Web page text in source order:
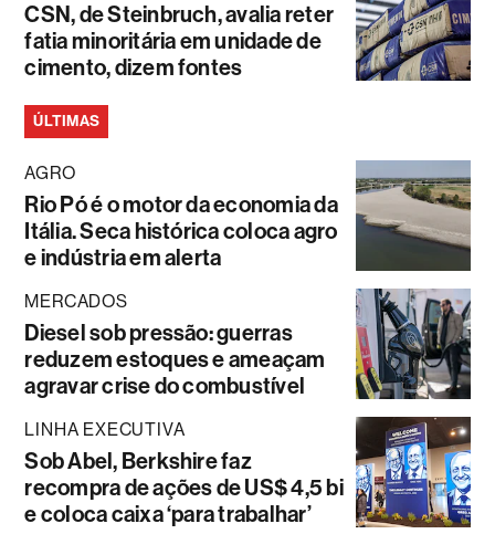
CSN, de Steinbruch, avalia reter
fatia minoritária em unidade de
cimento, dizem fontes
ÚLTIMAS
AGRO
Rio Pó é o motor da economia da
Itália. Seca histórica coloca agro
e indústria em alerta
MERCADOS
Diesel sob pressão: guerras
reduzem estoques e ameaçam
agravar crise do combustível
LINHA EXECUTIVA
Sob Abel, Berkshire faz
recompra de ações de US$ 4,5 bi
e coloca caixa ‘para trabalhar’